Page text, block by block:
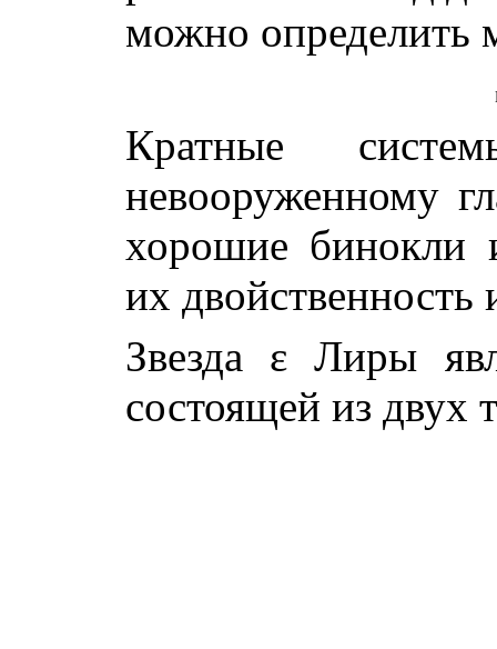
можно определить
Кратные
невооруженному
хорошие бинокли
их двойственность
Звезда ε Лиры
состоящей из двух